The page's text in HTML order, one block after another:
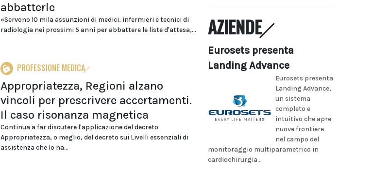
abbatterle
«Servono 10 mila assunzioni di medici, infermieri e tecnici di
radiologia nei prossimi 5 anni per abbattere le liste d'attesa,...
PROFESSIONE MEDICA
Appropriatezza, Regioni alzano
vincoli per prescrivere accertamenti.
Il caso risonanza magnetica
Continua a far discutere l'applicazione del decreto
Appropriatezza, o meglio, del decreto sui Livelli essenziali di
assistenza che lo ha...
AZIENDE
Eurosets presenta
Landing Advance
Eurosets presenta
Landing Advance,
un sistema
completo e
intuitivo che apre
nuove frontiere
nel campo del
monitoraggio multiparametrico in
cardiochirurgia...